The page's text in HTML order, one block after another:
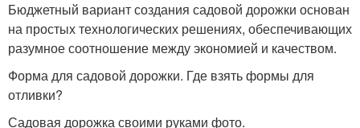
Бюджетный вариант создания садовой дорожки основан
на простых технологических решениях, обеспечивающих
разумное соотношение между экономией и качеством.
Форма для садовой дорожки. Где взять формы для
отливки?
Садовая дорожка своими руками фото.